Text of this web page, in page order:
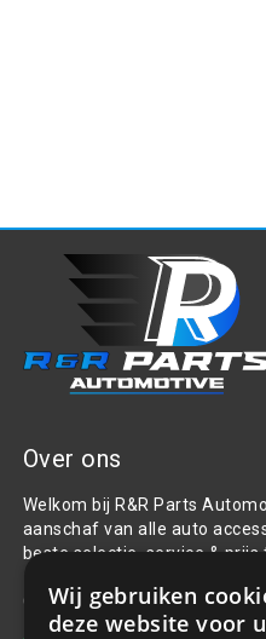
Over ons
Welkom bij R&R Parts
aanschaf van alle auto
beste selectie, service & prijs
Contact
Wij gebruiken
deze website voor